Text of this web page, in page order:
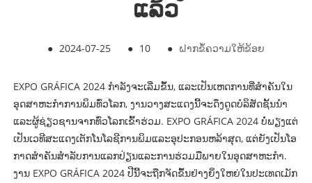
ແລ້ວ
● 2024-07-25 ● 10 ● ຝາກຂໍ້ຄວາມໃຫ້ຂ້ອຍ
EXPO GRÁFICA 2024 ກໍາລັງຈະເລີ່ມຂຶ້ນ, ແລະເປັນເຫດການທີ່ສໍາຄັນໃນ
ອຸດສາຫະກໍາການພິມທົ່ວໂລກ, ງານວາງສະແດງນີ້ຈະດຶງດູດບໍລິສັດຊັ້ນນໍາ
ແລະຜູ້ຊ່ຽວຊານຈາກທົ່ວໂລກເຂົ້າຮ່ວມ. EXPO GRÁFICA 2024 ບໍ່​ພຽງ​ແຕ່​
ເປັນ​ເວ​ທີ​ສະ​ແດງ​ເຕັກ​ໂນ​ໂລ​ຊີ​ການ​ພິມ​ແລະ​ອຸ​ປະ​ກອນ​ຫລ້າ​ສຸດ​, ແຕ່​ຍັງ​ເປັນ​ໂອ​
ກາດ​ສໍາ​ຄັນ​ສໍາ​ລັບ​ການ​ແລກ​ປ່ຽນ​ແລະ​ການ​ຮ່ວມ​ມື​ພາຍ​ໃນ​ອຸດ​ສາ​ຫະ​ກໍາ​.
ງານ EXPO GRÁFICA 2024 ປີນີ້ຈະຖືກຈັດຂຶ້ນຢ່າງຍິ່ງໃຫຍ່ໃນປະເທດເມັກ